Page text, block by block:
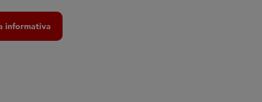
informativa